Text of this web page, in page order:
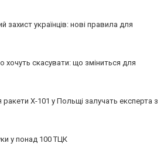
українців: нові правила для
хочуть скасувати: що зміниться для
ракети Х-101 у Польщі залучать експерта з
у понад 100 ТЦК